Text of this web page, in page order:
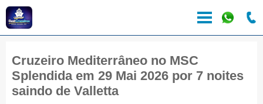
Cruzeiro Mediterrâneo no MSC
Splendida em 29 Mai 2026 por 7 noites
saindo de Valletta